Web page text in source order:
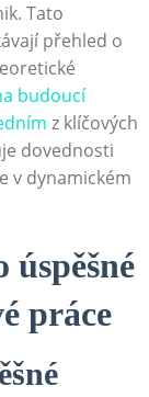
Tato
přehled ⁢o
‍budoucí
z‌ klíčových
dovednosti
v dynamickém
práce